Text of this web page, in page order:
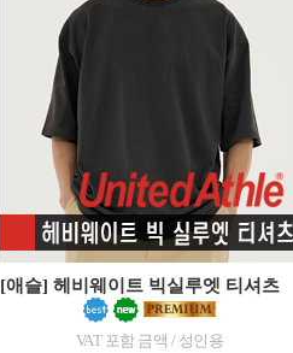
[애슬] 헤비웨이트 빅실루엣 티셔츠
VAT 포함 금액 / 성인용